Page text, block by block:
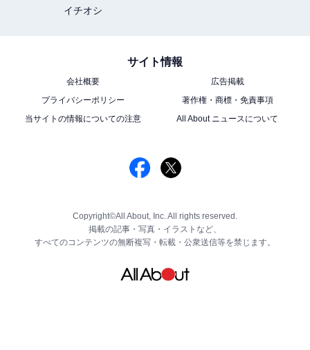
イチオシ
サイト情報
会社概要
広告掲載
プライバシーポリシー
著作権・商標・免責事項
当サイトの情報についての注意
All About ニュースについて
Copyright©All About, Inc. All rights reserved.
掲載の記事・写真・イラストなど、
すべてのコンテンツの無断複写・転載・公衆送信等を禁じます。